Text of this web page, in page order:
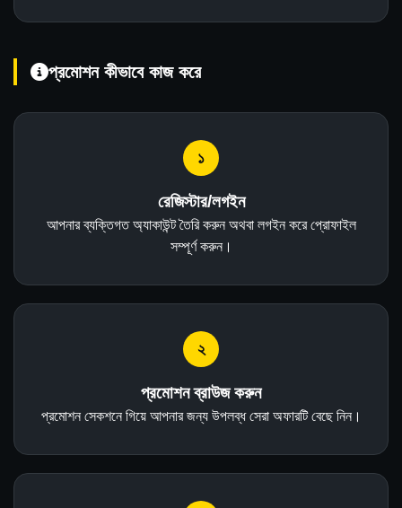
প্রমোশন কীভাবে কাজ করে
১
রেজিস্টার/লগইন
আপনার ব্যক্তিগত অ্যাকাউন্ট তৈরি করুন অথবা লগইন করে প্রোফাইল
সম্পূর্ণ করুন।
২
প্রমোশন ব্রাউজ করুন
প্রমোশন সেকশনে গিয়ে আপনার জন্য উপলব্ধ সেরা অফারটি বেছে নিন।